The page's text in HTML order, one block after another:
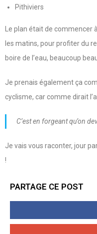
Pithiviers
Le plan était de commencer
les matins, pour profiter du
boire de l’eau, beaucoup
Je prenais également ça
cyclisme, car comme dirait
C’est en forgeant qu’on
Je vais vous raconter, jour
!
PARTAGE CE POST